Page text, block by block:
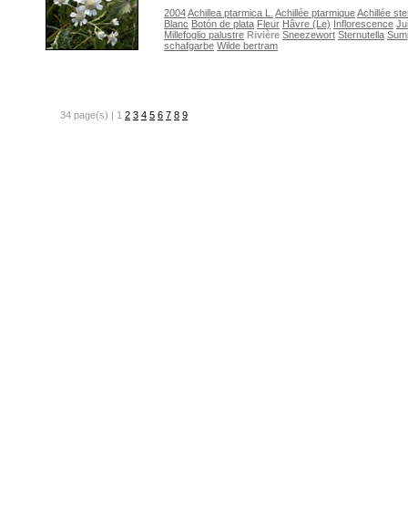
2004Achillea ptarmica L. Achillée ptarmiqueAchillée
Blanc Botón de plata Fleur Hâvre (Le) Inflorescence
Millefoglio palustre Rivière Sneezewort Sternutella
schafgarbe Wilde bertram
34 page(s) | 1 2 3 4 5 6 7 8 9